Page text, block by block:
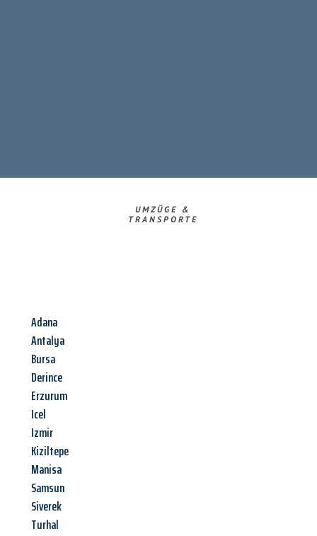
UMZÜGE &
TRANSPORTE
Adana
Antalya
Bursa
Derince
Erzurum
Icel
Izmir
Kiziltepe
Manisa
Samsun
Siverek
Turhal